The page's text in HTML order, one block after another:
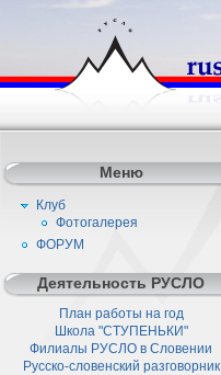
Меню
Клуб
Фотогалерея
ФОРУМ
Деятельность РУСЛО
План работы на год
Школа "СТУПЕНЬКИ"
Филиалы РУСЛО в Словении
Русско-словенский разговорник